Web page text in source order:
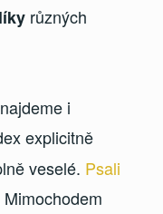
různých
i
explicitně
veselé. Psali
Mimochodem